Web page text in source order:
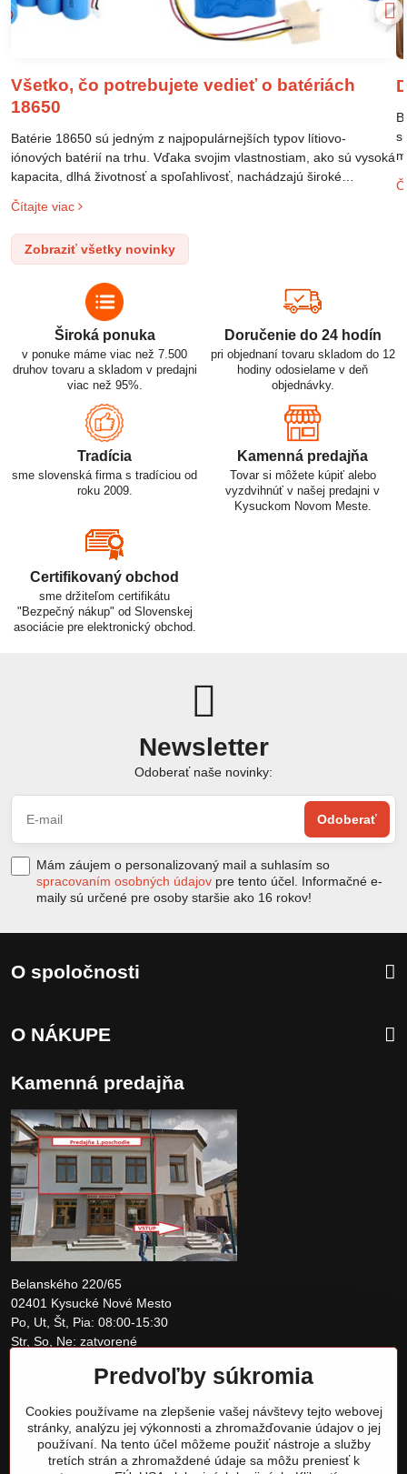
Všetko, čo potrebujete vedieť o batériách
18650
Batérie 18650 sú jedným z najpopulárnejších typov lítiovo-
iónových batérií na trhu. Vďaka svojim vlastnostiam, ako sú vysoká
kapacita, dlhá životnosť a spoľahlivosť, nachádzajú široké
uplatnenie v rôznych oblastiach – od elektronických zariadení až
po elektrické vozidlá. Pochopenie ich delenia, označovania a
správneho používania je kľúčom k ich efektívnemu a bezpečnému
využitiu.
Čítajte viac
Zobraziť všetky novinky
Široká ponuka
v ponuke máme viac než 7.500
druhov tovaru a skladom v predajni
viac než 95%.
Doručenie do 24 hodín
pri objednaní tovaru skladom do 12
hodiny odosielame v deň
objednávky.
Tradícia
sme slovenská firma s tradíciou od
roku 2009.
Kamenná predajňa
Tovar si môžete kúpiť alebo
vyzdvihnúť v našej predajni v
Kysuckom Novom Meste.
Certifikovaný obchod
sme držiteľom certifikátu
"Bezpečný nákup" od Slovenskej
asociácie pre elektronický obchod.
Newsletter
Odoberať naše novinky:
Odoberať
Mám záujem o personalizovaný mail a suhlasím so
spracovaním osobných údajov pre tento účel. Informačné e-
maily sú určené pre osoby staršie ako 16 rokov!
O spoločnosti
O NÁKUPE
Kamenná predajňa
Belanského 220/65
02401 Kysucké Nové Mesto
Po, Ut, Št, Pia: 08:00-15:30
Str, So, Ne: zatvorené
obchod@tomshardware.sk
Predvoľby súkromia
Cookies používame na zlepšenie vašej návštevy tejto webovej
stránky, analýzu jej výkonnosti a zhromažďovanie údajov o jej
používaní. Na tento účel môžeme použiť nástroje a služby
tretích strán a zhromaždené údaje sa môžu preniesť k